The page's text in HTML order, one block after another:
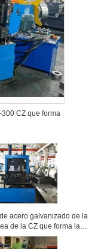
CZ que forma
acero galvanizado de la
de la CZ que forma la
con el sistema de
lubricante